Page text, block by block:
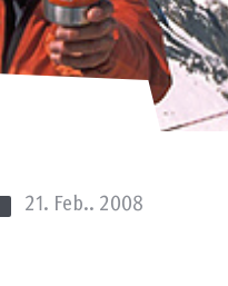
21. Feb.. 2008